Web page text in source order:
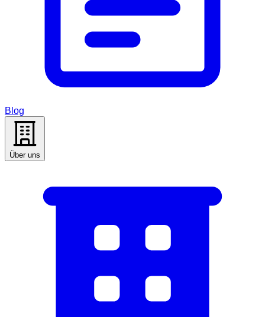
Blog
Über uns